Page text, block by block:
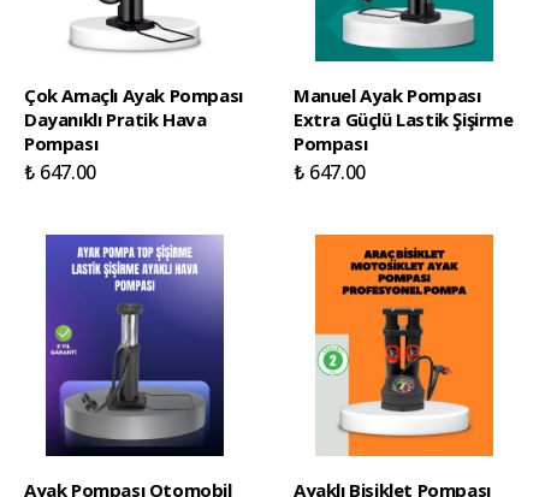
Çok Amaçlı Ayak Pompası
Dayanıklı Pratik Hava
Pompası
₺ 647.00
Manuel Ayak Pompası
Extra Güçlü Lastik Şişirme
Pompası
₺ 647.00
Ayak Pompası Otomobil Ayaklı Bisiklet Pompası